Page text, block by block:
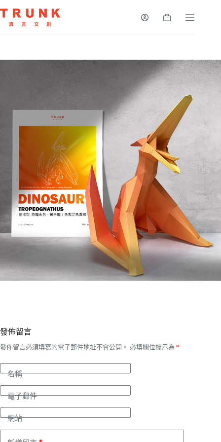
發佈留言
發佈留言必須填寫的電子郵件地址不會公開。 必填欄位標示為 *
名稱
電子郵件
網站